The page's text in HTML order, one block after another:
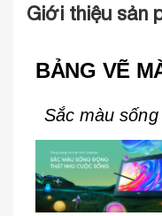
Giới thiệu sản
BẢNG VẼ
Sắc màu